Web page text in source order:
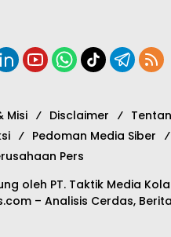
Misi Disclaimer
Pedoman Media Siber
Pers
oleh PT. Taktik Media
– Analisis Cerdas,